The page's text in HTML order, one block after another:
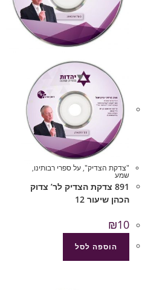
"צדקת הצדיק",על ספרי רבותינו,
שמע
891 צדקת הצדיק לר’ צדוק
הכהן שיעור 12
₪10
הוספה לסל